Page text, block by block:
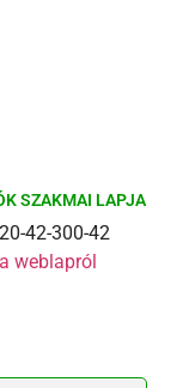
SZAKMAI LAPJA
42-300-42
weblapról